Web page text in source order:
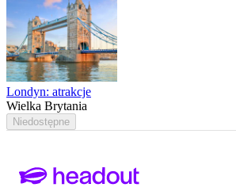
Londyn: atrakcje
Wielka Brytania
Niedostępne